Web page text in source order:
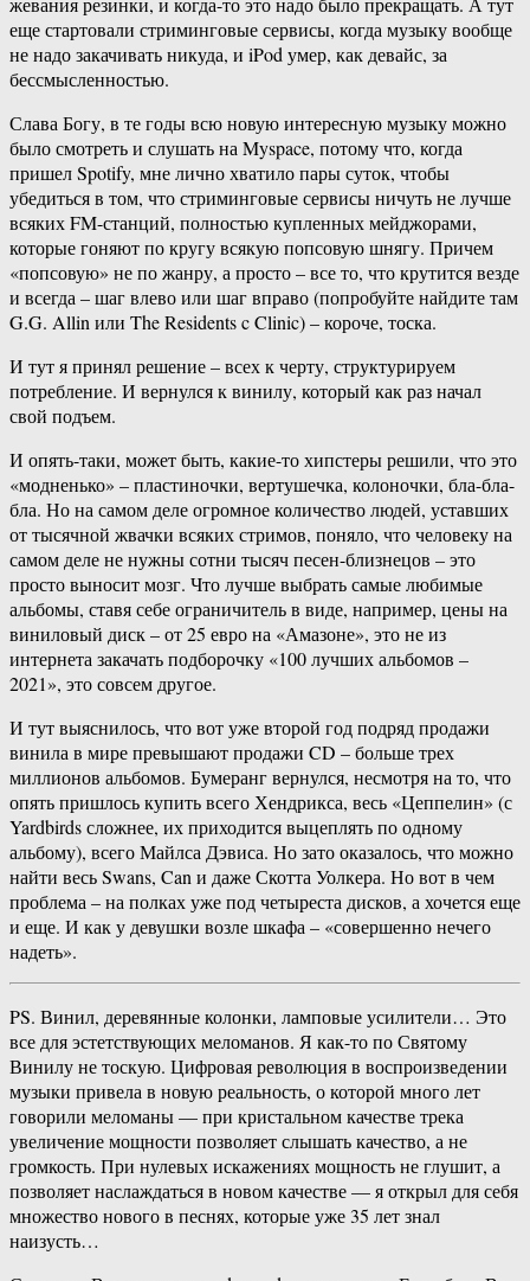
еще стартовали стриминговые сервисы, когда музыку вообще
не надо закачивать никуда, и iPod умер, как девайс, за
бессмысленностью.
Слава Богу, в те годы всю новую интересную музыку можно
было смотреть и слушать на Myspace, потому что, когда
пришел Spotify, мне лично хватило пары суток, чтобы
убедиться в том, что стриминговые сервисы ничуть не лучше
всяких FM-станций, полностью купленных мейджорами,
которые гоняют по кругу всякую попсовую шнягу. Причем
«попсовую» не по жанру, а просто – все то, что крутится везде
и всегда – шаг влево или шаг вправо (попробуйте найдите там
G.G. Allin или The Residents c Clinic) – короче, тоска.
И тут я принял решение – всех к черту, структурируем
потребление. И вернулся к винилу, который как раз начал
свой подъем.
И опять-таки, может быть, какие-то хипстеры решили, что это
«модненько» – пластиночки, вертушечка, колоночки, бла-бла-
бла. Но на самом деле огромное количество людей, уставших
от тысячной жвачки всяких стримов, поняло, что человеку на
самом деле не нужны сотни тысяч песен-близнецов – это
просто выносит мозг. Что лучше выбрать самые любимые
альбомы, ставя себе ограничитель в виде, например, цены на
виниловый диск – от 25 евро на «Амазоне», это не из
интернета закачать подборочку «100 лучших альбомов –
2021», это совсем другое.
И тут выяснилось, что вот уже второй год подряд продажи
винила в мире превышают продажи CD – больше трех
миллионов альбомов. Бумеранг вернулся, несмотря на то, что
опять пришлось купить всего Хендрикса, весь «Цеппелин» (с
Yardbirds сложнее, их приходится выцеплять по одному
альбому), всего Майлса Дэвиса. Но зато оказалось, что можно
найти весь Swans, Can и даже Скотта Уолкера. Но вот в чем
проблема – на полках уже под четыреста дисков, а хочется еще
и еще. И как у девушки возле шкафа – «совершенно нечего
надеть».
PS. Винил, деревянные колонки, ламповые усилители… Это
все для эстетствующих меломанов. Я как-то по Святому
Винилу не тоскую. Цифровая революция в воспроизведении
музыки привела в новую реальность, о которой много лет
говорили меломаны — при кристальном качестве трека
увеличение мощности позволяет слышать качество, а не
громкость. При нулевых искажениях мощность не глушит, а
позволяет наслаждаться в новом качестве — я открыл для себя
множество нового в песнях, которые уже 35 лет знал
наизусть…